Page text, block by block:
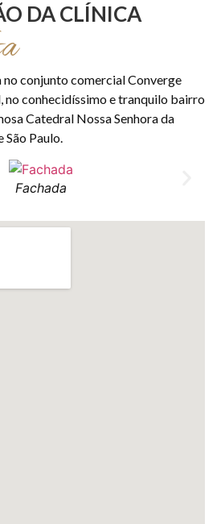
DA CLÍNICA
conjunto comercial Converge
conhecidíssimo e tranquilo bairro
Catedral Nossa Senhora da
São Paulo.
Fachada